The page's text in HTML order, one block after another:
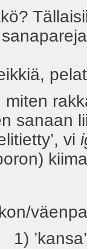
sanaan
vi